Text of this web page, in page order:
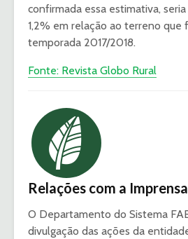
confirmada essa estimativa,
1,2% em relação ao terreno que
temporada 2017/2018.
Fonte: Revista Globo Rural
Relações com a Imprensa
O Departamento do Sistema
divulgação das ações da